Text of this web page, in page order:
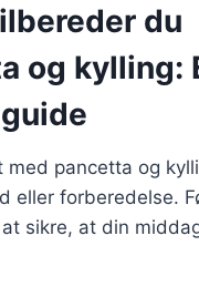
du
og kylling:
med pancetta og
eller forberedelse.
sikre, at din